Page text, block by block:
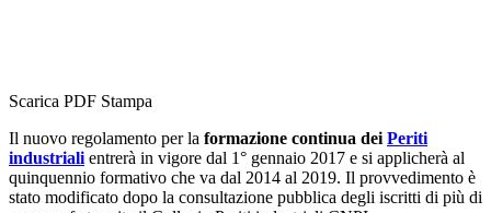
Scarica PDF Stampa
Il nuovo regolamento per la formazione continua dei Periti
industriali entrerà in vigore dal 1° gennaio 2017 e si applicherà al
quinquennio formativo che va dal 2014 al 2019. Il provvedimento è
stato modificato dopo la consultazione pubblica degli iscritti di più di